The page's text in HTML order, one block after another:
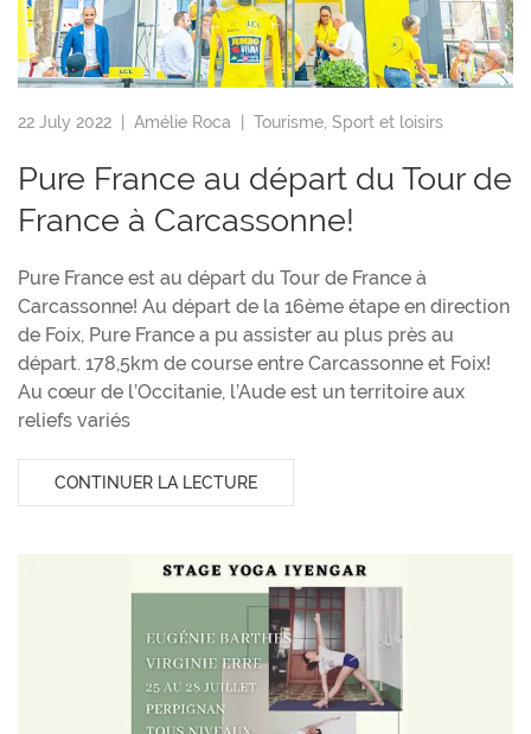
22 July 2022 | Amélie Roca Tourisme Sport et loisirs
Pure France au départ du Tour de
France à Carcassonne!
Pure France est au départ du Tour de France à
Carcassonne! Au départ de la 16ème étape en direction
de Foix, Pure France a pu assister au plus près au
départ. 178,5km de course entre Carcassonne et Foix!
Au cœur de l’Occitanie, l’Aude est un territoire aux
reliefs variés
CONTINUER LA LECTURE